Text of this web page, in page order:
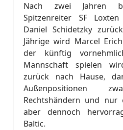
Nach zwei Jahren
Spitzenreiter SF
Daniel Schidetzky
Jährige wird Marcel
der künftig
Mannschaft spielen
zurück nach Hause,
Außenpositionen
Rechtshändern und nur
aber dennoch
Baltic.